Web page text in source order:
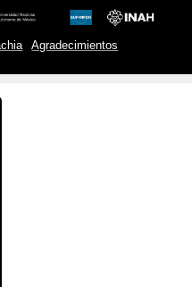
Agradecimientos